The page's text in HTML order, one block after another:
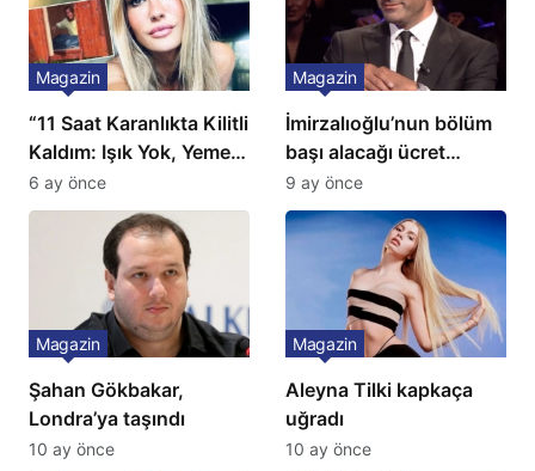
“11 Saat Karanlıkta Kilitli
Kaldım: Işık Yok, Yemek
Yok, Tuvalet Yok!”
Çağla Şikel’den Şok
Magazin
6 ay önce
İmirzalıoğlu’nun bölüm
başı alacağı ücret
Türkiye’de bir ilk:
Gözünü 2 ilçeye dikti!
Magazin
9 ay önce
Şahan Gökbakar,
Londra’ya taşındı
Magazin
10 ay önce
Aleyna Tilki kapkaça
uğradı
Magazin
10 ay önce